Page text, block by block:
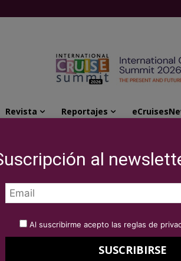
Revista Reportajes
para sus salidas en español de Semana Santa...
tarifas
español de
2020
al
Al suscribirme acepto las reglas de